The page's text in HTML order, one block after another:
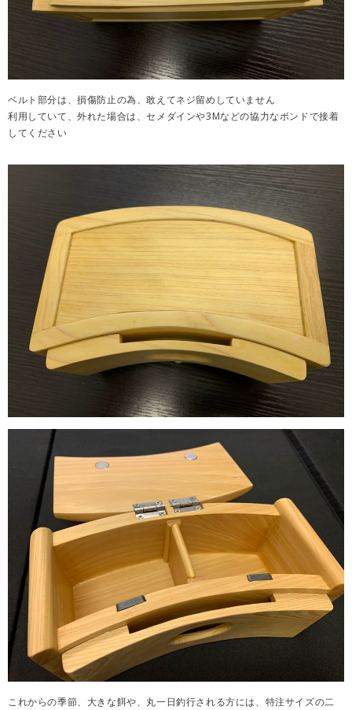
ベルト部分は、損傷防止の為、敢えてネジ留めしていません
利用していて、外れた場合は、セメダインや3Mなどの協力なボンドで接着
してください
これからの季節、大きな餌や、丸一日釣行される方には、特注サイズの二